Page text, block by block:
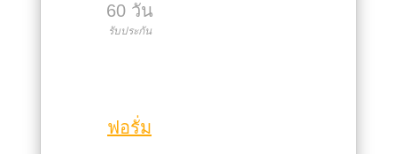
60 วัน
รับประกัน
ฟอรั่ม